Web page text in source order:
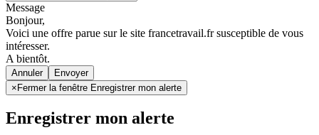
Message
Bonjour,
Voici une offre parue sur le site francetravail.fr susceptible de vous
intéresser.
A bientôt.
Annuler
×Fermer la fenêtre Enregistrer mon alerte
Enregistrer mon alerte